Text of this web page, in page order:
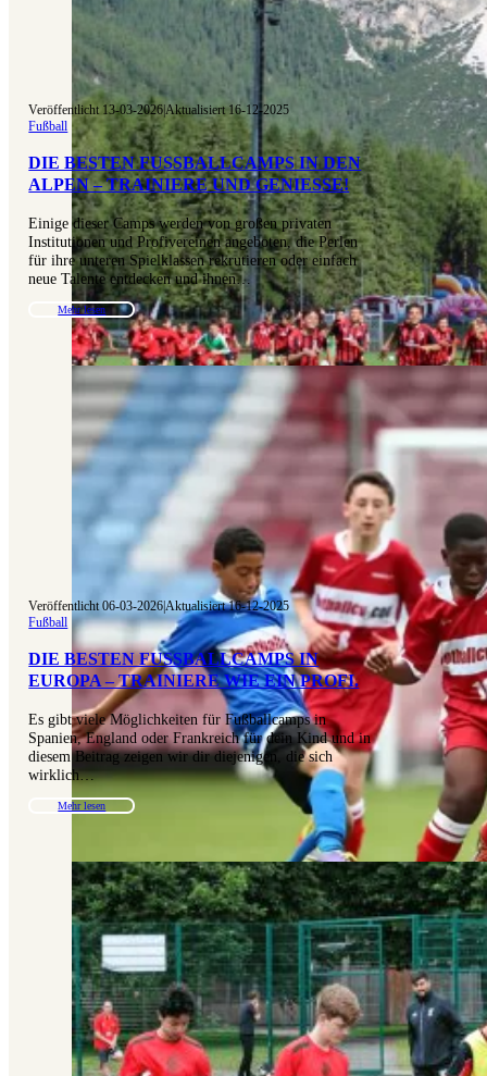
Veröffentlicht 13-03-2026|Aktualisiert 16-12-2025
Fußball
DIE BESTEN FUSSBALLCAMPS IN DEN A
LPEN – TRAINIERE UND GENIESSE!
Einige dieser Camps werden von großen privaten
Institutionen und Profivereinen angeboten, die Perlen
für ihre unteren Spielklassen rekrutieren oder einfach
neue Talente entdecken und ihnen…
Mehr lesen
Veröffentlicht 06-03-2026|Aktualisiert 16-12-2025
Fußball
DIE BESTEN FUSSBALLCAMPS IN E
UROPA – TRAINIERE WIE EIN PROFI.
Es gibt viele Möglichkeiten für Fußballcamps in
Spanien, England oder Frankreich für dein Kind und in
diesem Beitrag zeigen wir dir diejenigen, die sich
wirklich…
Mehr lesen